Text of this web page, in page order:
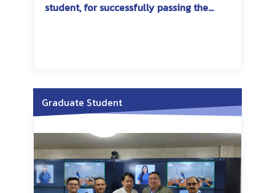
student, for successfully passing the
Graduate Student